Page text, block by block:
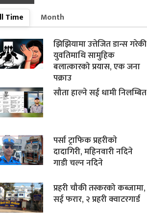
Time
Month
झिझियामा उत्तेजित डान्स गरेकी
युवतिमाथि सामुहिक
बलात्कारको प्रयास, एक जना
पक्राउ
सौता हाल्ने सई धामी निलम्बित
पर्सा ट्राफिक प्रहरीकाे
दादागिरी, महिनवारी नदिने
गाडी चल्न नदिने
प्रहरी चौकी तस्करको कब्जामा,
सई फरार, २ प्रहरी क्वाटरगार्ड